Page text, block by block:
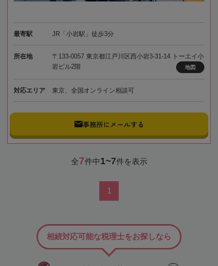
最寄駅 JR「小岩駅」徒歩3分
所在地
〒133-0057 東京都江戸川区西小岩3-31-14 トーエイ小
岩ビル2階
地図
対応エリア 東京、全国オンライン相談可
事務所にメールする
全7件中1~7件を表示
1
相続対応可能な税理士をお探しなら